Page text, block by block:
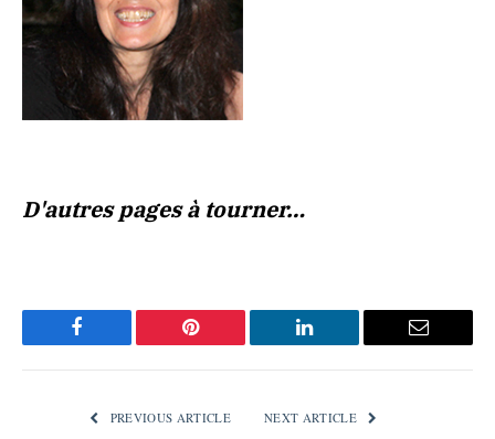
D'autres pages à tourner…
Facebook Pinterest LinkedIn Email
PREVIOUS ARTICLE NEXT ARTICLE